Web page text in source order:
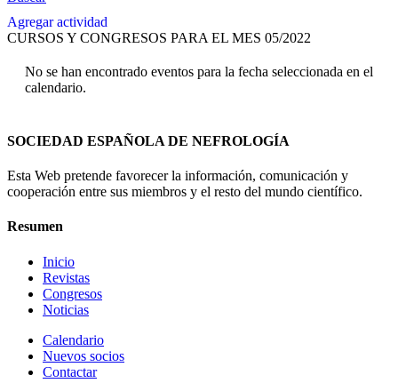
Agregar actividad
CURSOS Y CONGRESOS PARA EL MES 05/2022
No se han encontrado eventos para la fecha seleccionada en el
calendario.
SOCIEDAD ESPAÑOLA DE NEFROLOGÍA
Esta Web pretende favorecer la información, comunicación y
cooperación entre sus miembros y el resto del mundo científico.
Resumen
Inicio
Revistas
Congresos
Noticias
Calendario
Nuevos socios
Contactar